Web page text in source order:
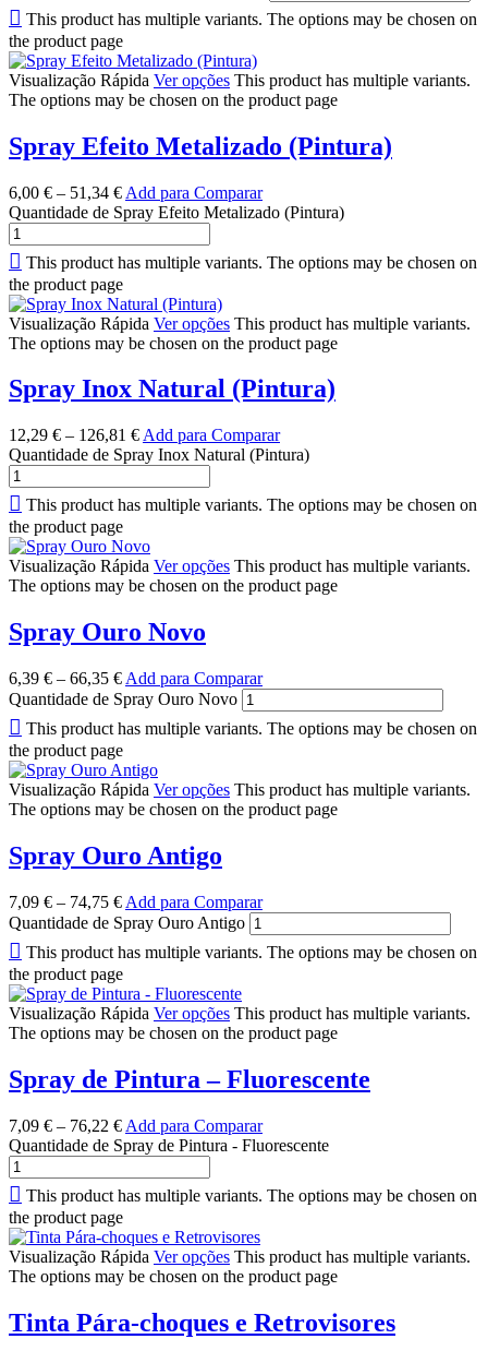
This product has multiple variants. The options may be chosen on
the product page
Visualização Rápida Ver opções This product has multiple variants.
The options may be chosen on the product page
Spray Efeito Metalizado (Pintura)
6,00 € – 51,34 € Add para Comparar
Quantidade de Spray Efeito Metalizado (Pintura)
This product has multiple variants. The options may be chosen on
the product page
Visualização Rápida Ver opções This product has multiple variants.
The options may be chosen on the product page
Spray Inox Natural (Pintura)
12,29 € – 126,81 € Add para Comparar
Quantidade de Spray Inox Natural (Pintura)
This product has multiple variants. The options may be chosen on
the product page
Visualização Rápida Ver opções This product has multiple variants.
The options may be chosen on the product page
Spray Ouro Novo
6,39 € – 66,35 € Add para Comparar
Quantidade de Spray Ouro Novo
This product has multiple variants. The options may be chosen on
the product page
Visualização Rápida Ver opções This product has multiple variants.
The options may be chosen on the product page
Spray Ouro Antigo
7,09 € – 74,75 € Add para Comparar
Quantidade de Spray Ouro Antigo
This product has multiple variants. The options may be chosen on
the product page
Visualização Rápida Ver opções This product has multiple variants.
The options may be chosen on the product page
Spray de Pintura – Fluorescente
7,09 € – 76,22 € Add para Comparar
Quantidade de Spray de Pintura - Fluorescente
This product has multiple variants. The options may be chosen on
the product page
Visualização Rápida Ver opções This product has multiple variants.
The options may be chosen on the product page
Tinta Pára-choques e Retrovisores